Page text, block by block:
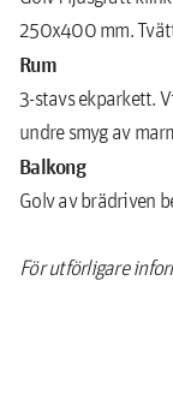
250x400 mm.
Rum
3-stavs ekparkett.
undre smyg av
Balkong
Golv av brädriven
För utförligare